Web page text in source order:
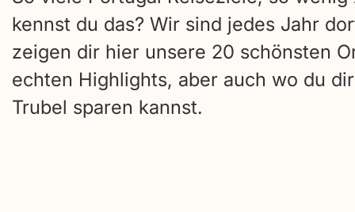
kennst du das? Wir sind jedes Jahr
zeigen dir hier unsere 20 schönsten
echten Highlights, aber auch wo du
Trubel sparen kannst.